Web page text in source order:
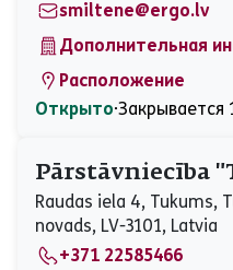
smiltene@ergo.lv
Дополнительная
Расположение
Открыто⋅Закрывается
Вторник
08:00 -
Среда
08:00 -
Четверг
08:00 -
Пятница
08:00 -
Суббота
Закрыто
Pārstāvniecība
Raudas iela 4, Tukums,
novads, LV-3101, Latvia
+371 22585466